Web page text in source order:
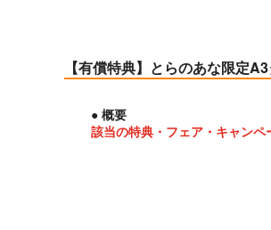
【有償特典】とらのあな限定
● 概要
該当の特典・フェア・キャンペ